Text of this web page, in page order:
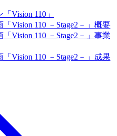
Vision 110」
Vision 110 －Stage2－」概要
Vision 110 －Stage2－」事業
Vision 110 －Stage2－」成果